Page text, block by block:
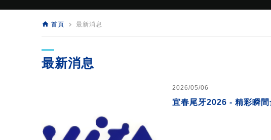
home 首頁 navigate_next 最新消息
最新消息
2026/05/06
宜春尾牙2026 - 精彩瞬